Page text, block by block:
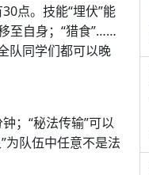
点。技能“埋伏”能
至自身；“猎食”……
队同学们都可以晚
；“秘法传输”可以
为队伍中任意不是法